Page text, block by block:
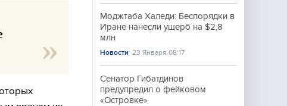
Моджтаба Халеди: Беспорядки в
Иране нанесли ущерб на $2,8
млн
Новости 23 Января 08:17
Сенатор Гибатдинов
предупредил о фейковом
«Островке»